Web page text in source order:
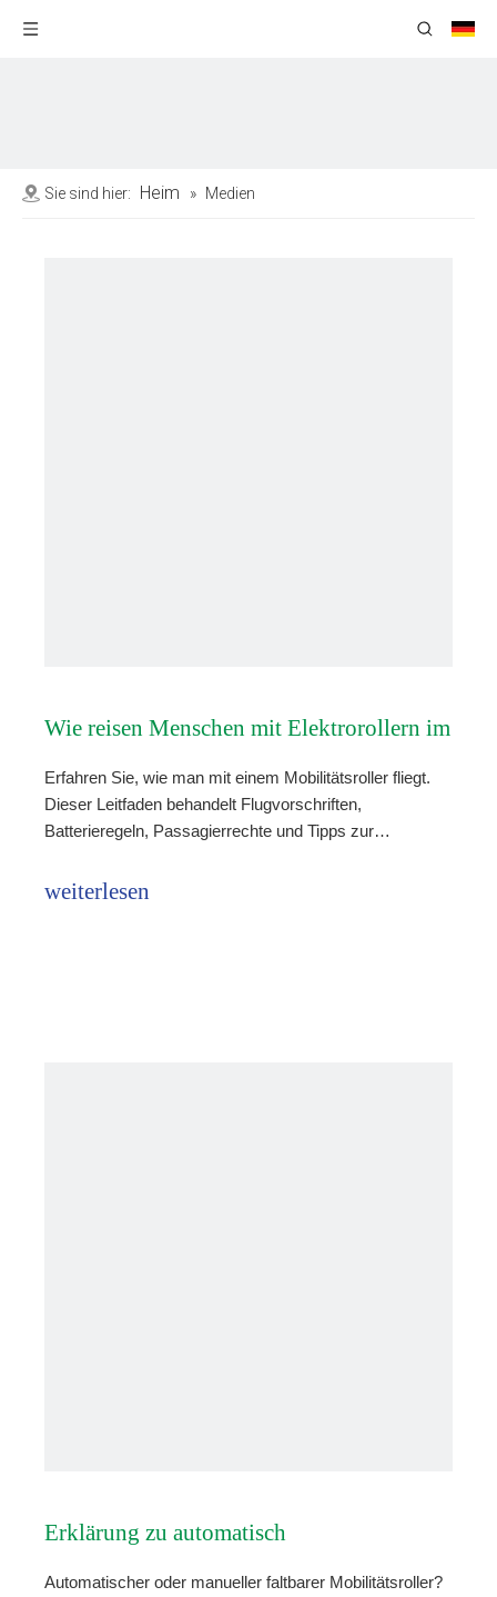
Sie sind hier: Heim » Medien
Wie reisen Menschen mit Elektrorollern im
Flugzeug?
Erfahren Sie, wie man mit einem Mobilitätsroller fliegt.
Dieser Leitfaden behandelt Flugvorschriften,
Batterieregeln, Passagierrechte und Tipps zur
weiterlesen
Erklärung zu automatisch
Automatischer oder manueller faltbarer Mobilitätsroller?